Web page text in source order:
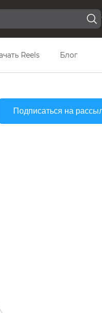
Reels Блог
Подписаться на